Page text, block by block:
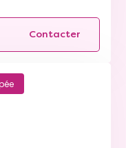
Contacter